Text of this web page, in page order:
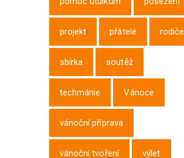
projekt přátelé rodiče
sbírka soutěž
techmánie Vánoce
vánoční příprava
vánoční tvoření výlet